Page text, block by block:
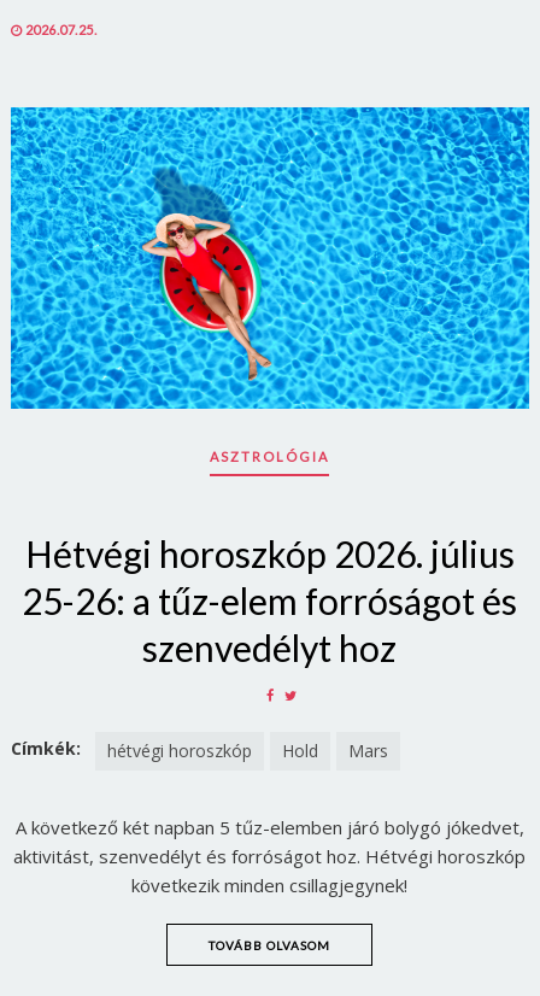
POSTED
2026.07.25.
ASZTROLÓGIA
Hétvégi horoszkóp 2026. július
25-26: a tűz-elem forróságot és
szenvedélyt hoz
SHARE
FACEBOOK
TWITTER
Címkék: hétvégi horoszkóp Hold Mars
A következő két napban 5 tűz-elemben járó bolygó jókedvet,
aktivitást, szenvedélyt és forróságot hoz. Hétvégi horoszkóp
következik minden csillagjegynek!
TOVÁBB OLVASOM
Jelszó
Mégse Bejelentkezés